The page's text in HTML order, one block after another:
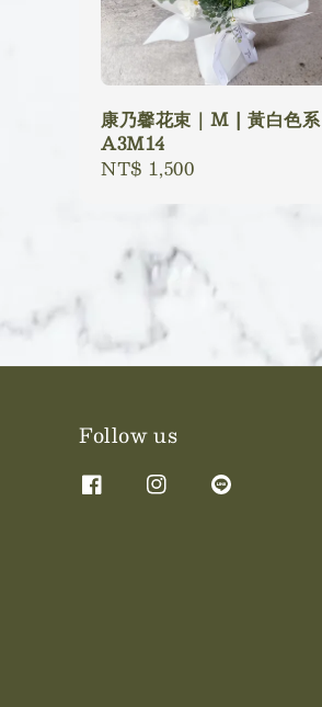
康乃馨花束｜M | 黃白色系
A3M14
Regular
NT$ 1,500
Follow us